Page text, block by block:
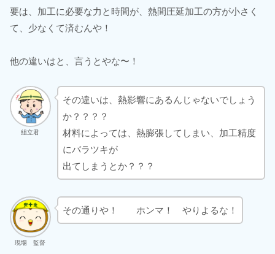
要は、加工に必要な力と時間が、熱間圧延加工の方が小さく
て、少なくて済むんや！
他の違いはと、言うとやな〜！
組立君
その違いは、熱影響にあるんじゃないでしょう
か？？？？
材料によっては、熱膨張してしまい、加工精度
にバラツキが
出てしまうとか？？？
現場 監督
その通りや！ ホンマ！ やりよるな！